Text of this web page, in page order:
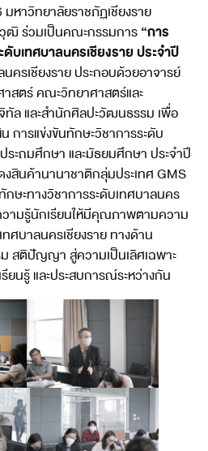
หาวิทยาลัยราชภัฏเชียงราย
ร่วมเป็นคณะกรรมการ“การ
บเทศบาลนครเชียงราย ประจำปี
ครเชียงราย ประกอบด้วยอาจารย์
ตร์ คณะวิทยาศาสตร์และ
ทัล และสำนักศิลปะวัฒนธรรม เพื่อ
การแข่งขันทักษะวิชาการระดับ
ระถมศึกษา และมัธยมศึกษา ประจำปี
สินค้านานาชาติกลุ่มประเทศ GMS
กษะทางวิชาการระดับเทศบาลนคร
ามรู้นักเรียนให้มีคุณภาพตามความ
ศบาลนครเชียงราย ทางด้าน
สติปัญญา สู่ความเป็นเลิศเฉพาะ
ยนรู้ และประสบการณ์ระหว่างกัน